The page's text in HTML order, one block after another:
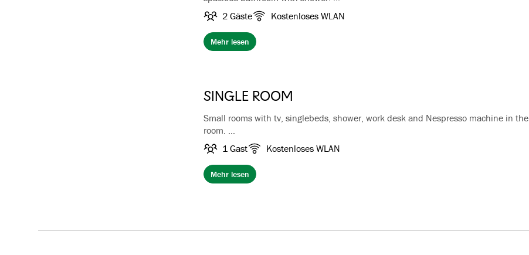
TV, sitting area, writing desk and Nespresso machine in the room.
Breakfast and wireless internet are included
2 Gäste Kostenloses WLAN
Mehr lesen
SINGLE ROOM
Small rooms with tv, singlebeds, shower, work desk and Nespresso machine in the
room.
Breakfast and Wifi is included
1 Gast Kostenloses WLAN
Mehr lesen